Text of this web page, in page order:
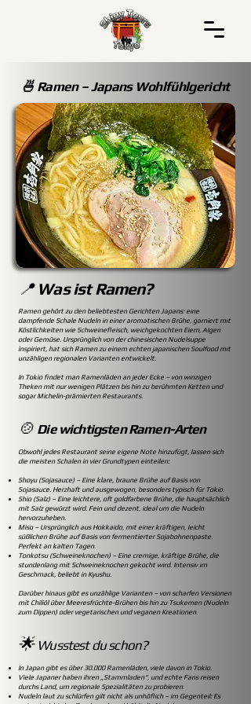
🍜 Ramen – Japans Wohlfühlgericht
📍 Was ist Ramen?
Ramen gehört zu den beliebtesten Gerichten Japans: eine
dampfende Schale Nudeln in einer aromatischen Brühe, garniert mit
Köstlichkeiten wie Schweinefleisch, weichgekochten Eiern, Algen
oder Gemüse. Ursprünglich von der chinesischen Nudelsuppe
inspiriert, hat sich Ramen zu einem echten japanischen Soulfood mit
unzähligen regionalen Varianten entwickelt.
In Tokio findet man Ramenläden an jeder Ecke – von winzigen
Theken mit nur wenigen Plätzen bis hin zu berühmten Ketten und
sogar Michelin-prämierten Restaurants.
🍲 Die wichtigsten Ramen-Arten
Obwohl jedes Restaurant seine eigene Note hinzufügt, lassen sich
die meisten Schalen in vier Grundtypen einteilen:
Shoyu (Sojasauce) – Eine klare, braune Brühe auf Basis von
Sojasauce. Herzhaft und ausgewogen, besonders typisch für Tokio.
Shio (Salz) – Eine leichtere, oft goldfarbene Brühe, die hauptsächlich
mit Salz gewürzt wird. Fein und dezent, ideal um die Nudeln
hervorzuheben.
Miso – Ursprünglich aus Hokkaido, mit einer kräftigen, leicht
süßlichen Brühe auf Basis von fermentierter Sojabohnenpaste.
Perfekt an kalten Tagen.
Tonkotsu (Schweineknochen) – Eine cremige, kräftige Brühe, die
stundenlang mit Schweineknochen gekocht wird. Intensiv im
Geschmack, beliebt in Kyushu.
Darüber hinaus gibt es unzählige Varianten – von scharfen Versionen
mit Chiliöl über Meeresfrüchte-Brühen bis hin zu Tsukemen (Nudeln
zum Dippen) oder vegetarischen und veganen Kreationen.
🌟 Wusstest du schon?
In Japan gibt es über 30.000 Ramenläden, viele davon in Tokio.
Viele Japaner haben ihren „Stammladen“, und echte Fans reisen
durchs Land, um regionale Spezialitäten zu probieren.
Nudeln laut zu schlürfen gilt nicht als unhöflich – im Gegenteil: Es